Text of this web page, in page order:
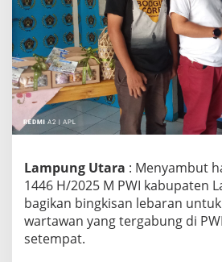
a
g
k
a
n
B
i
n
i
s
a
n
Lampung Utara : Menyambut
1446 H/2025 M PWI kabupaten
bagikan bingkisan lebaran
wartawan yang tergabung di
setempat.